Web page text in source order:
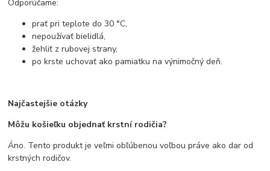
Odporúčame:
prať pri teplote do 30 °C,
nepoužívať bielidlá,
žehliť z rubovej strany,
po krste uchovať ako pamiatku na výnimočný deň.
Najčastejšie otázky
Môžu košieľku objednať krstní rodičia?
Áno. Tento produkt je veľmi obľúbenou voľbou práve ako dar od
krstných rodičov.